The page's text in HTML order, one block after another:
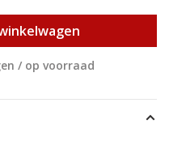
/ op voorraad